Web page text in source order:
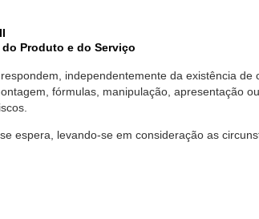
Produto e do Serviço
independentemente da existência de
fórmulas, manipulação, apresentação
espera, levando-se em consideração as